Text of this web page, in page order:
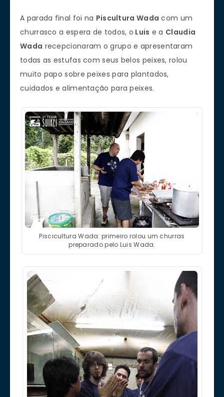
A parada final foi na Piscultura Wada com um
churrasco a espera de todos, o Luis e a Claudia
Wada recepcionaram o grupo e apresentaram
todas as estufas com seus belos peixes, rolou
muito papo sobre peixes para plantados,
cuidados e alimentação para peixes.
Piscicultura Wada: primeiro rolou um churras
preparado pelo Luis Wada.